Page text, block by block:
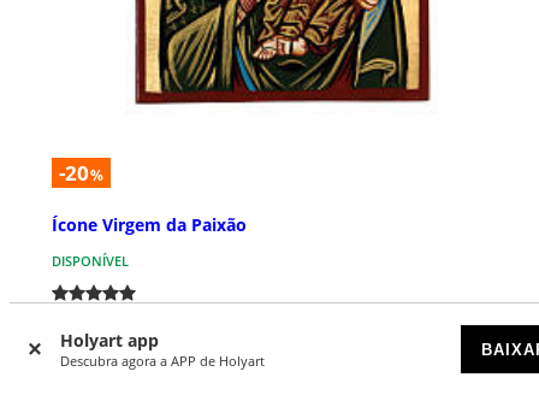
Holyart app
Descubra agora a APP de Holyart
-20%
Ícone Virgem da Paixão
DISPONÍVEL